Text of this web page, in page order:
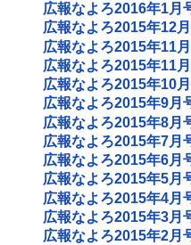
広報なよろ2016年1月
広報なよろ2015年12
広報なよろ2015年11月
広報なよろ2015年11
広報なよろ2015年10
広報なよろ2015年9月
広報なよろ2015年8月
広報なよろ2015年7月
広報なよろ2015年6月
広報なよろ2015年5月
広報なよろ2015年4月
広報なよろ2015年3月
広報なよろ2015年2月